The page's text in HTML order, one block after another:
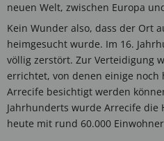
neuen Welt, zwischen Europa
Kein Wunder also, dass der Ort
heimgesucht wurde. Im 16.
völlig zerstört. Zur Verteidigung
errichtet, von denen einige
Arrecife besichtigt werden
Jahrhunderts wurde Arrecife die
heute mit rund 60.000